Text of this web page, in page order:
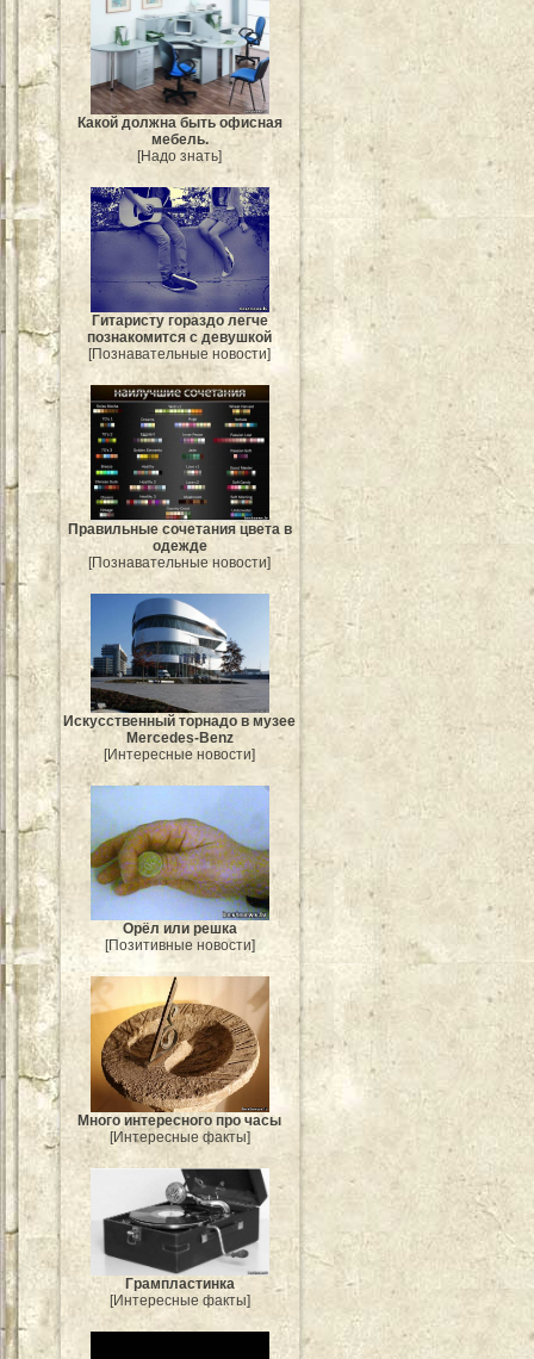
Какой должна быть офисная
мебель.
[Надо знать]
Гитаристу гораздо легче
познакомится с девушкой
[Познавательные новости]
Правильные сочетания цвета в
одежде
[Познавательные новости]
Искусственный торнадо в музее
Mercedes-Benz
[Интересные новости]
Орёл или решка
[Позитивные новости]
Много интересного про часы
[Интересные факты]
Грампластинка
[Интересные факты]